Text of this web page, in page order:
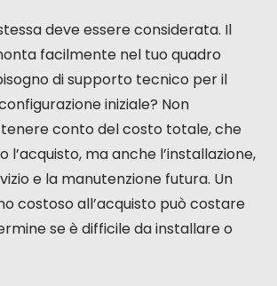
deve essere considerata. Il
facilmente nel tuo quadro
di supporto tecnico per il
iniziale? Non
conto del costo totale, che
l’acquisto, ma anche l’installazione,
e la manutenzione futura. Un
costoso all’acquisto può costare
se è difficile da installare o